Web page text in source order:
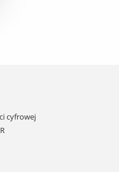
cyfrowej